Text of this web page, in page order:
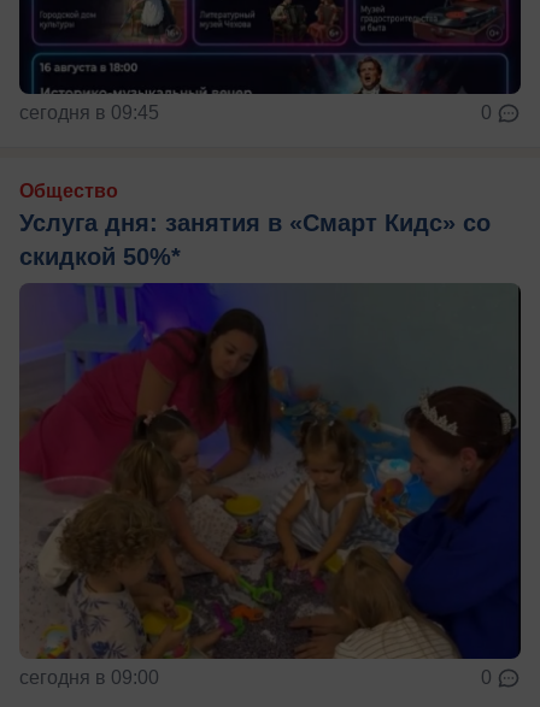
сегодня в 09:45 0
Общество
Услуга дня: занятия в «Смарт Кидс» со
скидкой 50%*
сегодня в 09:00 0